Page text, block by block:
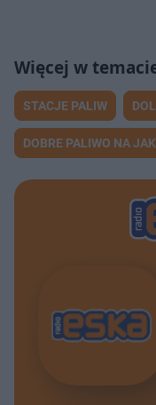
STACJE PALIW
DOBRE PALIWO NA